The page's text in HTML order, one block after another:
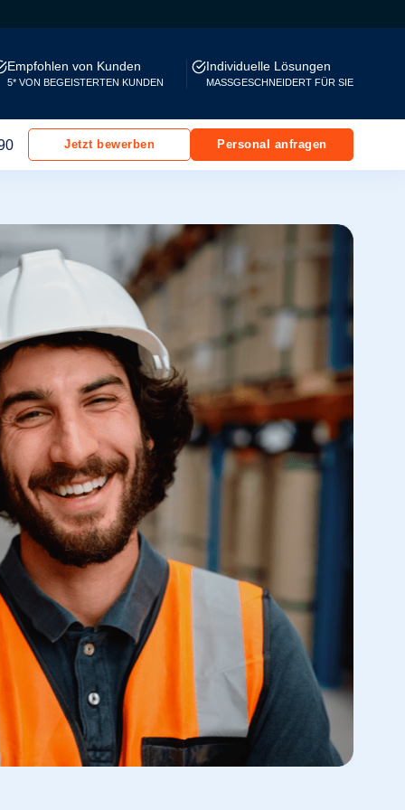
Empfohlen von Kunden
5* VON BEGEISTERTEN KUNDEN
Individuelle Lösungen
MASSGESCHNEIDERT FÜR SIE
Jetzt bewerben Personal anfragen